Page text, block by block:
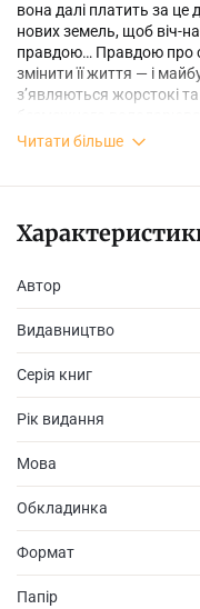
вона далі платить за це
нових земель, щоб віч-
правдою… Правдою про
змінити її життя — і
з’являються жорстокі
лише боротися зі своїми
Читати більше
Автор
Видавництво
Серія книг
Рік видання
Мова
Обкладинка
Формат
Папір